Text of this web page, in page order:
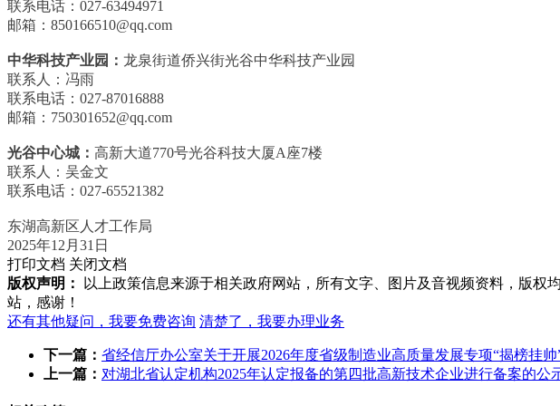
联系电话：027-63494971
邮箱：850166510@qq.com
中华科技产业园： 龙泉街道侨兴街光谷中华科技产业园
联系人：冯雨
联系电话：027-87016888
邮箱：750301652@qq.com
光谷中心城： 高新大道770号光谷科技大厦A座7楼
联系人：吴金文
联系电话：027-65521382
东湖高新区人才工作局
2025年12月31日
打印文档 关闭文档
版权声明：
以上政策信息来源于相关政府网站，所有文字、图片及音视频资料，版
站，感谢！
还有其他疑问，我要免费咨询 清楚了，我要办理业务
下一篇： 省经信厅办公室关于开展2026年度省级制造业高质量发展专项“揭榜挂
上一篇： 对湖北省认定机构2025年认定报备的第四批高新技术企业进行备案的公